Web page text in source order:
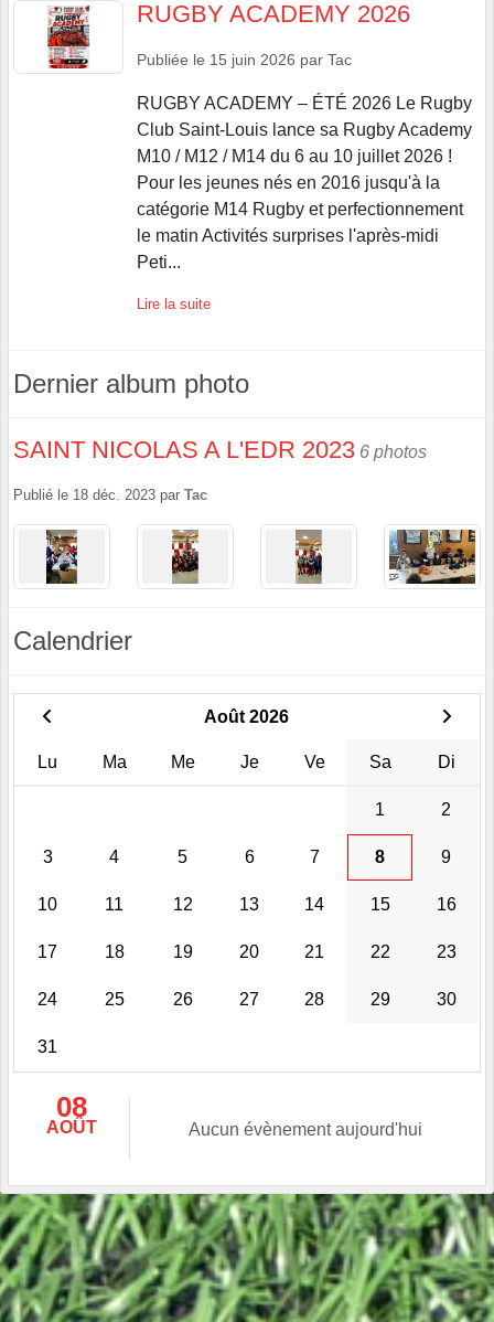
RUGBY ACADEMY 2026
Publiée le 15 juin 2026 par Tac
RUGBY ACADEMY – ÉTÉ 2026 Le Rugby
Club Saint-Louis lance sa Rugby Academy
M10 / M12 / M14 du 6 au 10 juillet 2026 !
Pour les jeunes nés en 2016 jusqu'à la
catégorie M14 Rugby et perfectionnement
le matin Activités surprises l'après-midi
Peti...
Lire la suite
Dernier album photo
SAINT NICOLAS A L'EDR 2023 6 photos
Publié le 18 déc. 2023 par Tac
Calendrier
Août 2026
Lu Ma Me Je Ve Sa Di
1 2
3 4 5 6 7 8 9
10 11 12 13 14 15 16
17 18 19 20 21 22 23
24 25 26 27 28 29 30
31
08
AOÛT Aucun évènement aujourd'hui